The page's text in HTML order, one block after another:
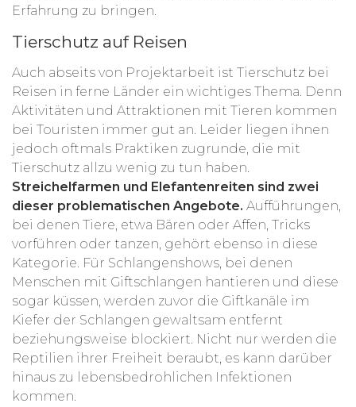
Erfahrung zu bringen.
Tierschutz auf Reisen
Auch abseits von Projektarbeit ist Tierschutz bei
Reisen in ferne Länder ein wichtiges Thema. Denn
Aktivitäten und Attraktionen mit Tieren kommen
bei Touristen immer gut an. Leider liegen ihnen
jedoch oftmals Praktiken zugrunde, die mit
Tierschutz allzu wenig zu tun haben.
Streichelfarmen und Elefantenreiten sind zwei
dieser problematischen Angebote. Aufführungen,
bei denen Tiere, etwa Bären oder Affen, Tricks
vorführen oder tanzen, gehört ebenso in diese
Kategorie. Für Schlangenshows, bei denen
Menschen mit Giftschlangen hantieren und diese
sogar küssen, werden zuvor die Giftkanäle im
Kiefer der Schlangen gewaltsam entfernt
beziehungsweise blockiert. Nicht nur werden die
Reptilien ihrer Freiheit beraubt, es kann darüber
hinaus zu lebensbedrohlichen Infektionen
kommen.